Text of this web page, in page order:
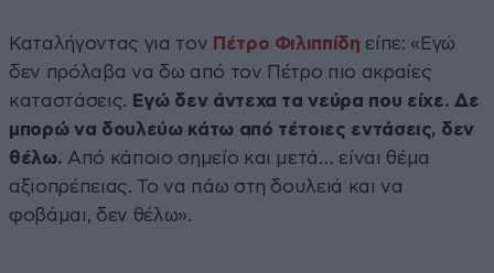
Καταλήγοντας για τον Πέτρο Φιλιππίδη είπε: «Εγώ
δεν πρόλαβα να δω από τον Πέτρο πιο ακραίες
καταστάσεις. Εγώ δεν άντεχα τα νεύρα που είχε. Δε
μπορώ να δουλεύω κάτω από τέτοιες εντάσεις, δεν
θέλω. Από κάποιο σημείο και μετά… είναι θέμα
αξιοπρέπειας. Το να πάω στη δουλειά και να
φοβάμαι, δεν θέλω».